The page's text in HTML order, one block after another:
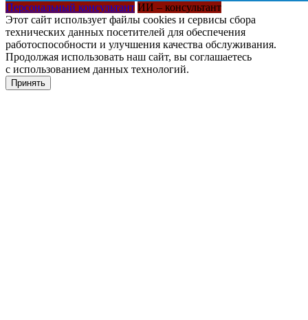
Персональный консультант ИИ – консультант
Этот сайт использует файлы cookies и сервисы сбора
технических данных посетителей для обеспечения
работоспособности и улучшения качества обслуживания.
Продолжая использовать наш сайт, вы соглашаетесь
с использованием данных технологий.
Принять